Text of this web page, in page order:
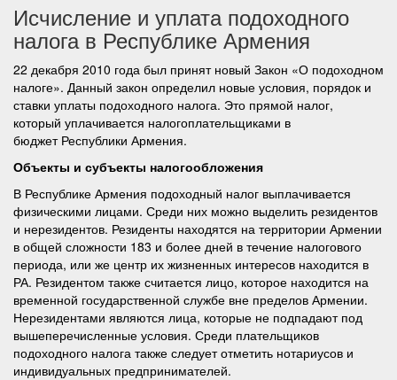
Исчисление и уплата подоходного
налога в Республике Армения
22 декабря 2010 года был принят новый Закон «О подоходном
налоге». Данный закон определил новые условия, порядок и
ставки уплаты подоходного налога. Это прямой налог,
который уплачивается налогоплательщиками в
бюджет Республики Армения.
Объекты и субъекты налогообложения
В Республике Армения подоходный налог выплачивается
физическими лицами. Среди них можно выделить резидентов
и нерезидентов. Резиденты находятся на территории Армении
в общей сложности 183 и более дней в течение налогового
периода, или же центр их жизненных интересов находится в
РА. Резидентом также считается лицо, которое находится на
временной государственной службе вне пределов Армении.
Нерезидентами являются лица, которые не подпадают под
вышеперечисленные условия. Среди плательщиков
подоходного налога также следует отметить нотариусов и
индивидуальных предпринимателей.